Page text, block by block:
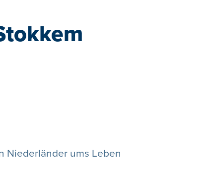
Niederländer ums Leben